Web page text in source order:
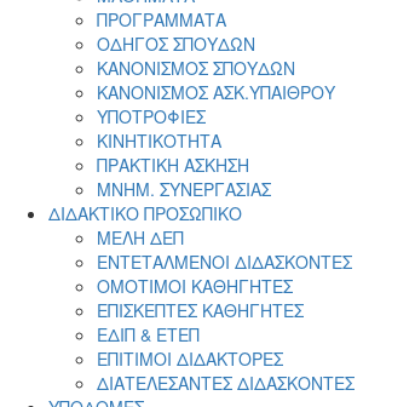
ΠΡΟΓΡΑΜΜΑΤΑ
ΟΔΗΓΟΣ ΣΠΟΥΔΩΝ
ΚΑΝΟΝΙΣΜΟΣ ΣΠΟΥΔΩΝ
ΚΑΝΟΝΙΣΜΟΣ ΑΣΚ.ΥΠΑΙΘΡΟΥ
ΥΠΟΤΡΟΦΙΕΣ
ΚΙΝΗΤΙΚΟΤΗΤΑ
ΠΡΑΚΤΙΚΗ ΑΣΚΗΣΗ
ΜΝΗΜ. ΣΥΝΕΡΓΑΣΙΑΣ
ΔΙΔΑΚΤΙΚΟ ΠΡΟΣΩΠΙΚΟ
ΜΕΛΗ ΔΕΠ
ΕΝΤΕΤΑΛΜΕΝΟΙ ΔΙΔΑΣΚΟΝΤΕΣ
ΟΜΟΤΙΜΟΙ ΚΑΘΗΓΗΤΕΣ
ΕΠΙΣΚΕΠΤΕΣ ΚΑΘΗΓΗΤΕΣ
ΕΔΙΠ & ΕΤΕΠ
ΕΠΙΤΙΜΟΙ ΔΙΔΑΚΤΟΡΕΣ
ΔΙΑΤΕΛΕΣΑΝΤΕΣ ΔΙΔΑΣΚΟΝΤΕΣ